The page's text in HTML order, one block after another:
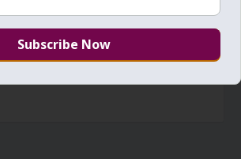
– # 649 – Table, Lamp